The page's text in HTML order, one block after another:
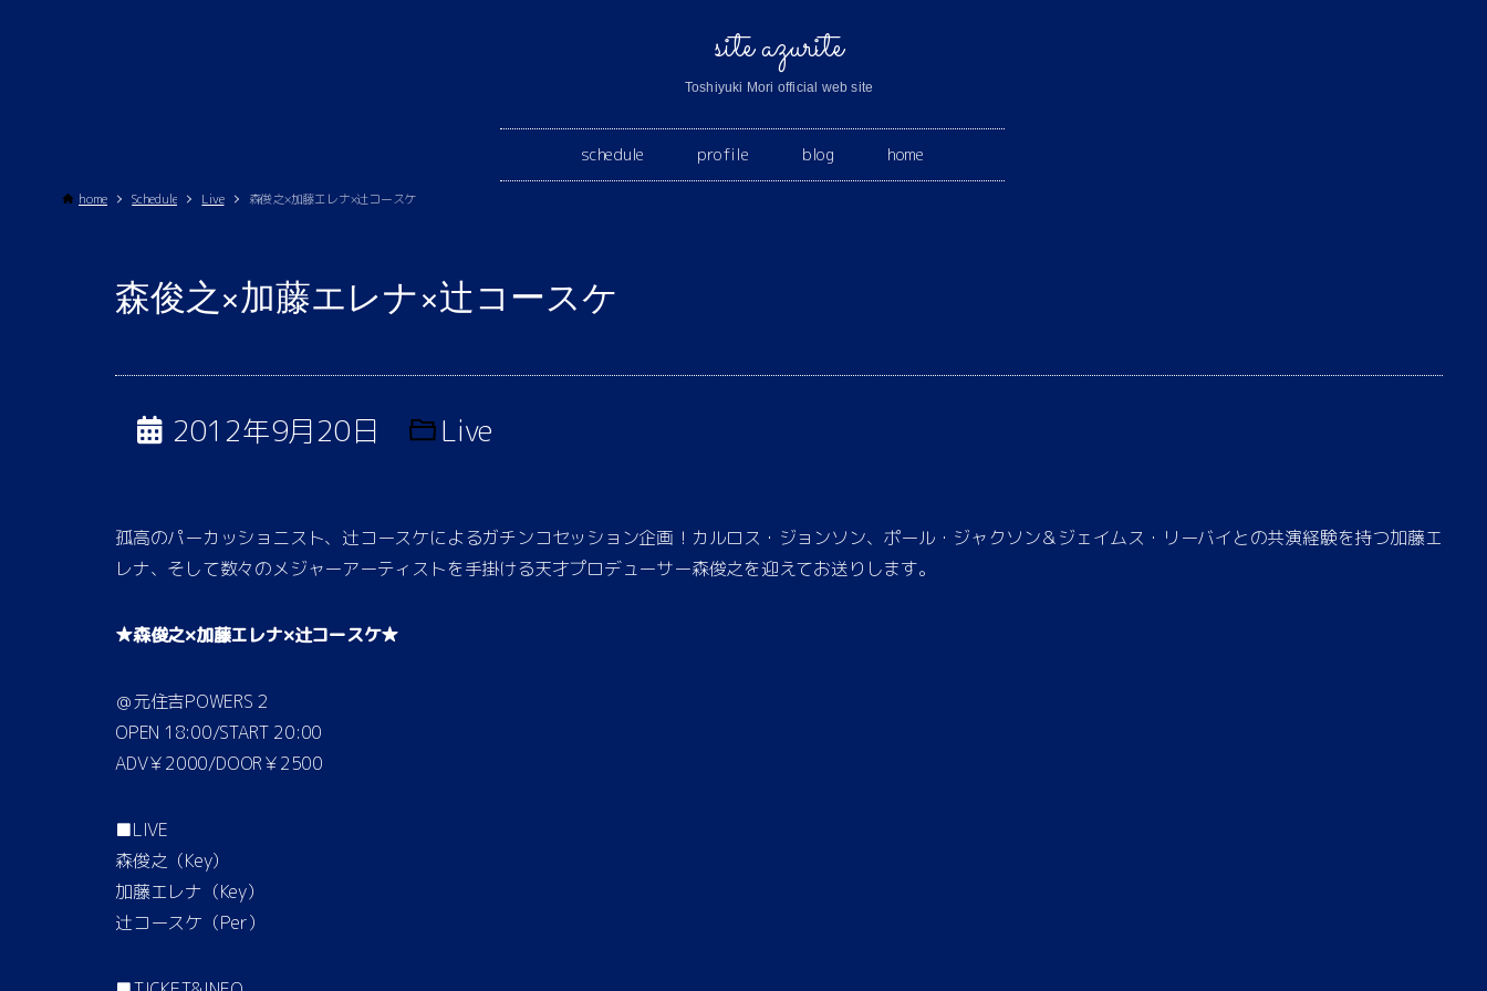
site azurite
Toshiyuki Mori official web site
schedule profile blog home
home Schedule Live 森俊之×加藤エレナ×辻コースケ
森俊之×加藤エレナ×辻コースケ
2012年9月20日 Live
孤高のパーカッショニスト、辻コースケによるガチンコセッション企画！カルロス・ジョンソン、ポール・ジャクソン＆ジェイムス・リーバイとの共演経験を持つ加藤エ
レナ、そして数々のメジャーアーティストを手掛ける天才プロデューサー森俊之を迎えてお送りします。
★森俊之×加藤エレナ×辻コースケ★
＠元住吉POWERS２
OPEN 18:00/START 20:00
ADV￥2000/DOOR￥2500
■LIVE
森俊之（Key）
加藤エレナ（Key）
辻コースケ（Per）